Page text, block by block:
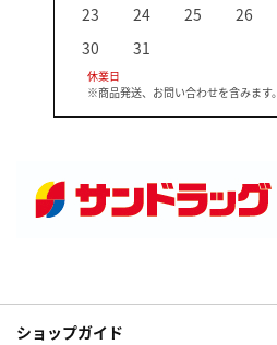
23
24 25 26
30
31
休業日
※商品発送、お問い合わせを含みます。
ショップガイド